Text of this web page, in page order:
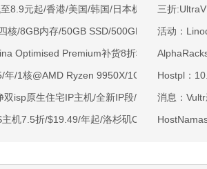
8.9元起/香港/美国/韩国/日本机房/可选CN2
核/8GB内存/50GB SSD/500GB@40Mbps/香
Optimised Premium补货8折$19.2/月起-四
年/1核@AMD Ryzen 9950X/1GB内存/20GB
双isp原生住宅IP主机/全新IP段/全新宿主机/9折
机7.5折/$19.49/年起/洛杉矶CN2 GIA/日本/保
三折
活动：
Hostpl：
消息：